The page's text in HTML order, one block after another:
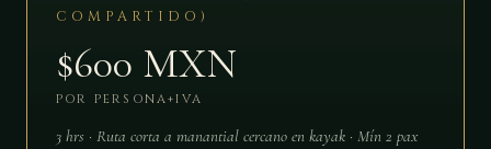
COMPARTIDO)
$600 MXN
POR PERSONA+IVA
3 hrs · Ruta corta a manantial cercano en kayak · Mín 2 pax